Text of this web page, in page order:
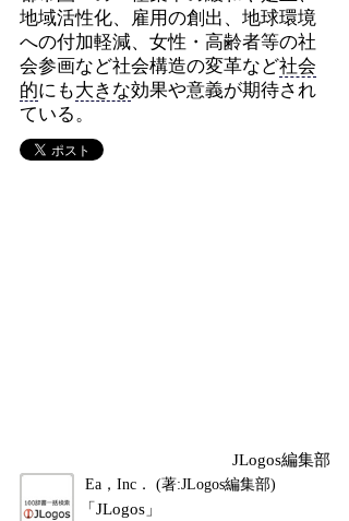
地域活性化、雇用の創出、地球環境
への付加軽減、女性・高齢者等の社
会参画など社会構造の変革など社会
的にも大きな効果や意義が期待され
ている。
JLogos編集部
Ea，Inc． (著:JLogos編集部)
「JLogos」